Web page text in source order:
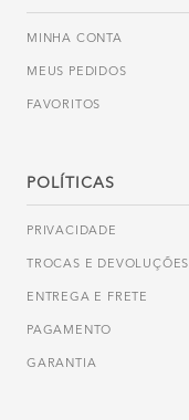
MINHA CONTA
MEUS PEDIDOS
FAVORITOS
POLÍTICAS
PRIVACIDADE
TROCAS E DEVOLUÇÕES
ENTREGA E FRETE
PAGAMENTO
GARANTIA